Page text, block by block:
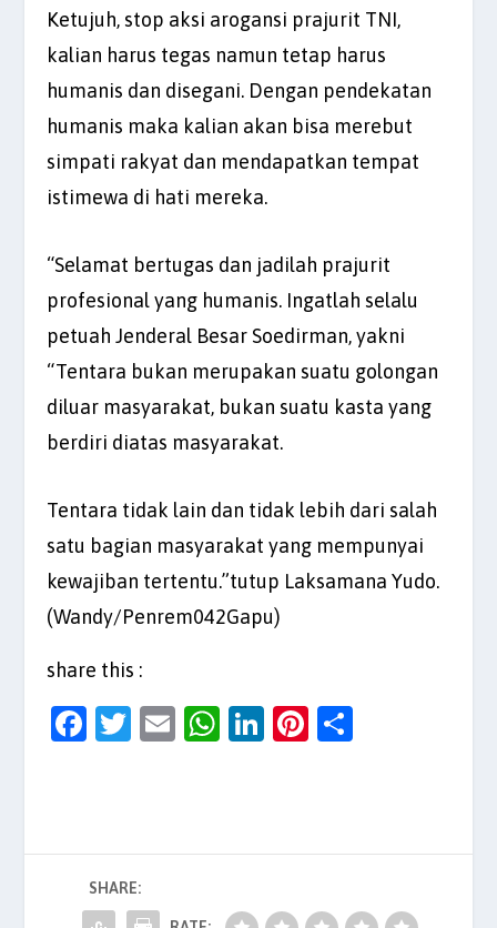
Ketujuh, stop aksi arogansi prajurit TNI,
kalian harus tegas namun tetap harus
humanis dan disegani. Dengan pendekatan
humanis maka kalian akan bisa merebut
simpati rakyat dan mendapatkan tempat
istimewa di hati mereka.
“Selamat bertugas dan jadilah prajurit
profesional yang humanis. Ingatlah selalu
petuah Jenderal Besar Soedirman, yakni
“Tentara bukan merupakan suatu golongan
diluar masyarakat, bukan suatu kasta yang
berdiri diatas masyarakat.
Tentara tidak lain dan tidak lebih dari salah
satu bagian masyarakat yang mempunyai
kewajiban tertentu.”tutup Laksamana Yudo.
(Wandy/Penrem042Gapu)
share this :
F
b
o
T
E
W
A
p
Li
dI
n
Pi
t
SHARE: